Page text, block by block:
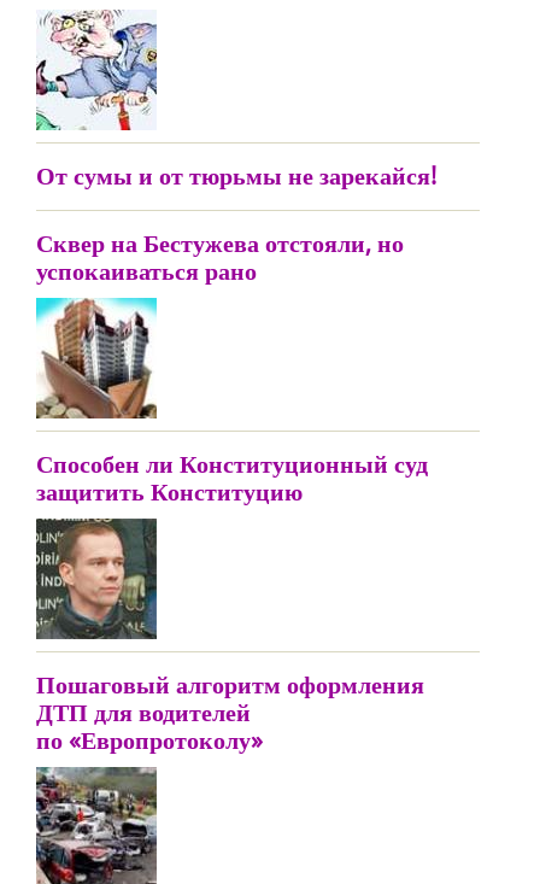
От сумы и от тюрьмы не зарекайся!
Сквер на Бестужева отстояли, но
успокаиваться рано
Способен ли Конституционный суд
защитить Конституцию
Пошаговый алгоритм оформления
ДТП для водителей
по «Европротоколу»